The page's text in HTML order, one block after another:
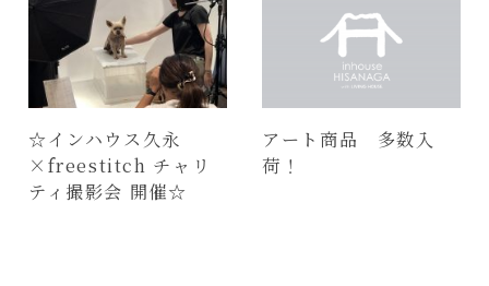
☆インハウス久永
×freestitch チャリ
ティ撮影会 開催☆
アート商品 多数入
荷！